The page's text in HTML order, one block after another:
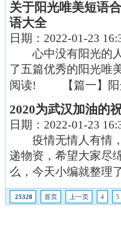
关于阳光唯美短语
语大全
日期： 2022-01-23
心中没有阳光的人
了五篇优秀的阳光唯
阅读! 【篇一】阳
2020为武汉加油的
日期： 2022-01-23
疫情无情人有情，
递物资，希望大家尽
么，今天小编就整理
25328 首页 上一页 4 5